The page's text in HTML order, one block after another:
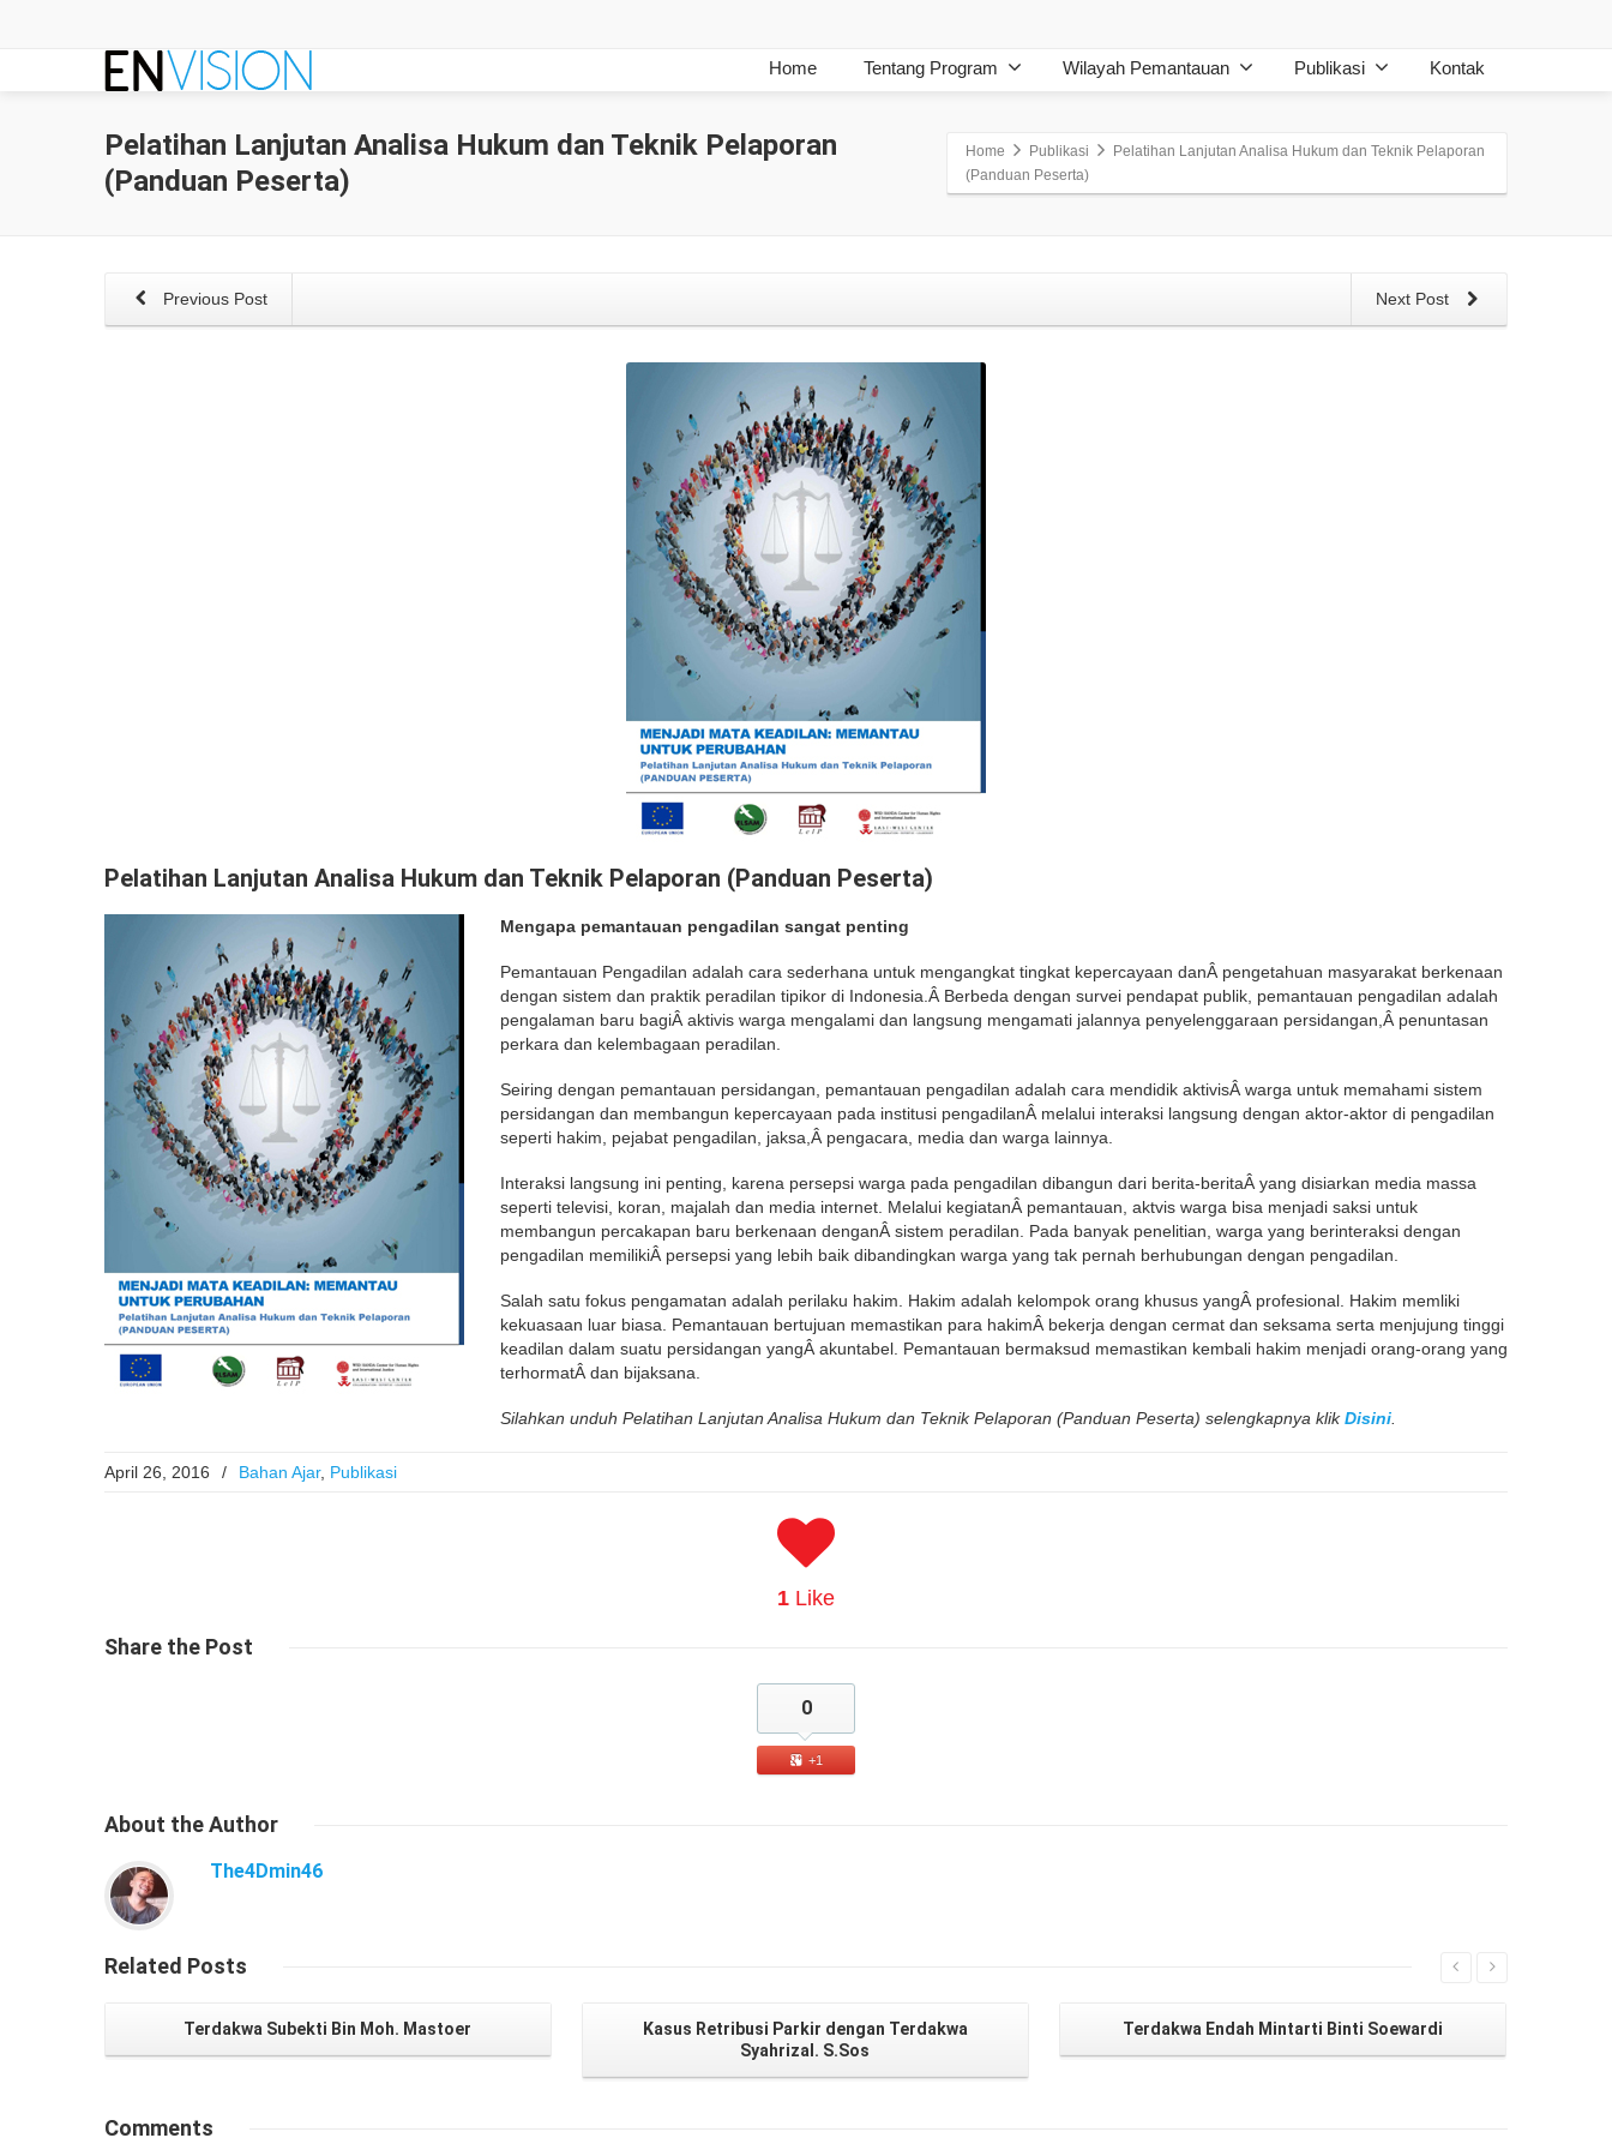
Home Tentang Program Wilayah Pemantauan Publikasi Kontak
Pelatihan Lanjutan Analisa Hukum dan Teknik Pelaporan
(Panduan Peserta)
Home Publikasi
Pelatihan Lanjutan Analisa Hukum dan Teknik Pelaporan
(Panduan Peserta)
Next Post
Previous Post
Pelatihan Lanjutan Analisa Hukum dan Teknik Pelaporan (Panduan Peserta)
Mengapa pemantauan pengadilan sangat penting
Pemantauan Pengadilan adalah cara sederhana untuk mengangkat tingkat kepercayaan danÂ pengetahuan masyarakat berkenaan
dengan sistem dan praktik peradilan tipikor di Indonesia.Â Berbeda dengan survei pendapat publik, pemantauan pengadilan adalah
pengalaman baru bagiÂ aktivis warga mengalami dan langsung mengamati jalannya penyelenggaraan persidangan,Â penuntasan
perkara dan kelembagaan peradilan.
Seiring dengan pemantauan persidangan, pemantauan pengadilan adalah cara mendidik aktivisÂ warga untuk memahami sistem
persidangan dan membangun kepercayaan pada institusi pengadilanÂ melalui interaksi langsung dengan aktor-aktor di pengadilan
seperti hakim, pejabat pengadilan, jaksa,Â pengacara, media dan warga lainnya.
Interaksi langsung ini penting, karena persepsi warga pada pengadilan dibangun dari berita-beritaÂ yang disiarkan media massa
seperti televisi, koran, majalah dan media internet. Melalui kegiatanÂ pemantauan, aktvis warga bisa menjadi saksi untuk
membangun percakapan baru berkenaan denganÂ sistem peradilan. Pada banyak penelitian, warga yang berinteraksi dengan
pengadilan memilikiÂ persepsi yang lebih baik dibandingkan warga yang tak pernah berhubungan dengan pengadilan.
Salah satu fokus pengamatan adalah perilaku hakim. Hakim adalah kelompok orang khusus yangÂ profesional. Hakim memliki
kekuasaan luar biasa. Pemantauan bertujuan memastikan para hakimÂ bekerja dengan cermat dan seksama serta menjujung tinggi
keadilan dalam suatu persidangan yangÂ akuntabel. Pemantauan bermaksud memastikan kembali hakim menjadi orang-orang yang
terhormatÂ dan bijaksana.
Silahkan unduh Pelatihan Lanjutan Analisa Hukum dan Teknik Pelaporan (Panduan Peserta) selengkapnya klikDisini
April 26, 2016 / Bahan Ajar, Publikasi
1 Like
Share the Post
0
+1
About the Author
The4Dmin46
Related Posts
Terdakwa Subekti Bin Moh. Mastoer
Kasus Retribusi Parkir dengan Terdakwa
Syahrizal. S.Sos
Terdakwa Endah Mintarti Binti Soewardi
Comments